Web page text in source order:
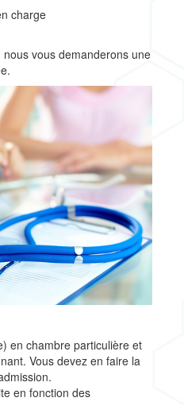
charge
vous demanderons une
en chambre particulière et
Vous devez en faire la
en fonction des